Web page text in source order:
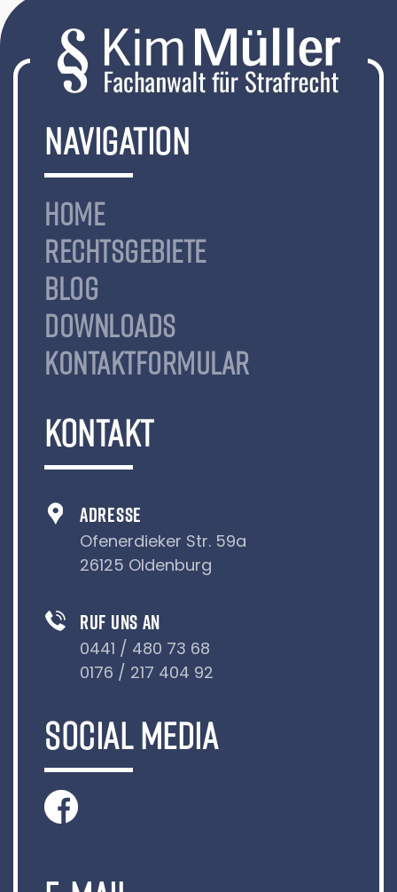
NAVIGATION
HOME
RECHTSGEBIETE
BLOG
DOWNLOADS
KONTAKTFORMULAR
KONTAKT
ADRESSE
Ofenerdieker Str. 59a
26125 Oldenburg
RUF UNS AN
0441 / 480 73 68
0176 / 217 404 92
SOCIAL MEDIA